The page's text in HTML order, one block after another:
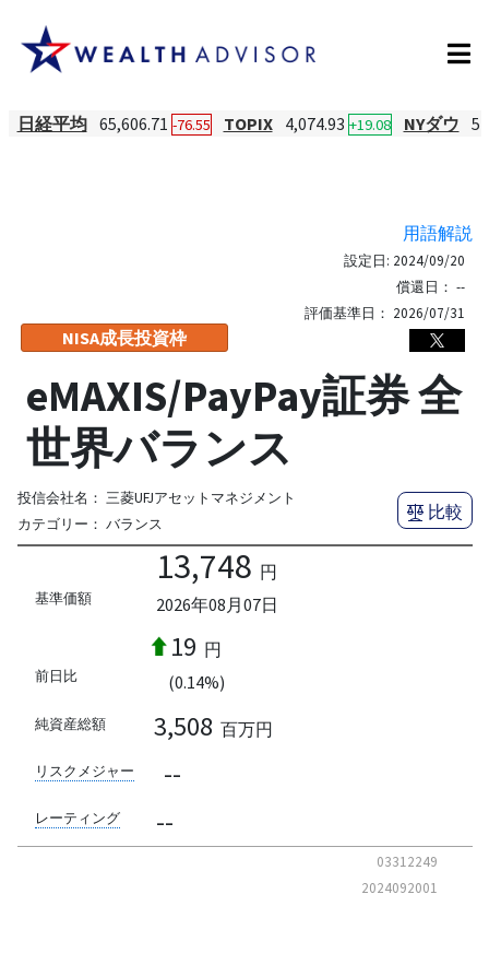
日経平均 65,606.71 -76.55 TOPIX 4,074.93 +19.08 NYダウ
用語解説
NISA成長投資枠
設定日: 2024/09/20
償還日： --
評価基準日： 2026/07/31
eMAXIS/PayPay証券 全
世界バランス
投信会社名： 三菱UFJアセットマネジメント
カテゴリー： バランス
比較
基準価額
13,748 円
2026年08月07日
前日比
19 円
(0.14%)
純資産総額 3,508 百万円
リスクメジャー --
レーティング --
03312249
2024092001